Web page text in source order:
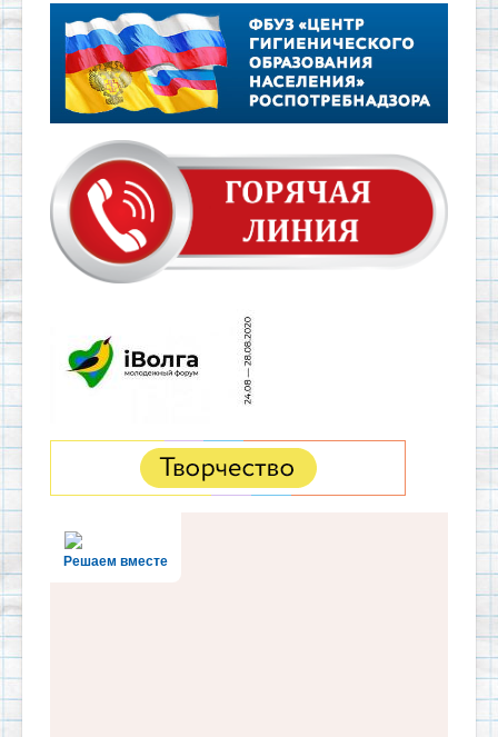
Решаем вместе